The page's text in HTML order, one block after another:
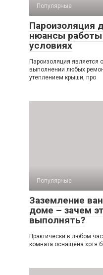
Популярные
Пароизоляция
нюансы
условиях
Пароизоляция является
выполнении любых
утеплением крыши, про
Популярные
Заземление
доме – зачем
выполнять?
Практически в любом
комната оснащена хотя